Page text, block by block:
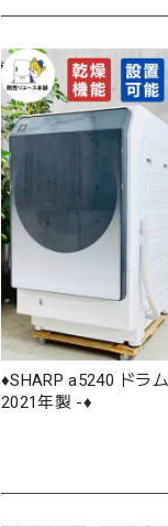
♦️SHARP a5240 ドラ
2021年製 -♦️